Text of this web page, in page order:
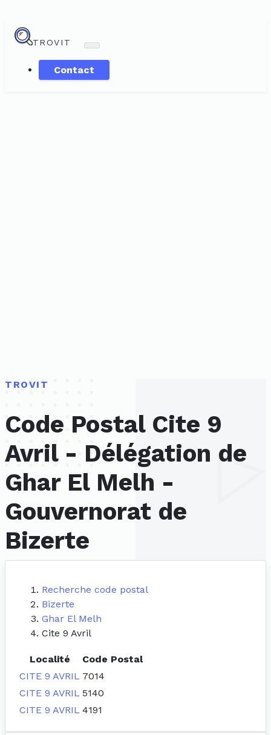
TROVIT
Contact
TROVIT
Code Postal Cite 9
Avril - Délégation de
Ghar El Melh -
Gouvernorat de
Bizerte
Recherche code postal
Bizerte
Ghar El Melh
Cite 9 Avril
Localité
Code Postal
CITE 9 AVRIL 7014
CITE 9 AVRIL 5140
CITE 9 AVRIL 4191